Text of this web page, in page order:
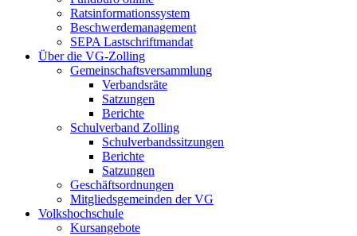
Ratsinformationssystem
Beschwerdemanagement
SEPA Lastschriftmandat
Über die VG-Zolling
Gemeinschaftsversammlung
Verbandsräte
Satzungen
Berichte
Schulverband Zolling
Schulverbandssitzungen
Berichte
Satzungen
Geschäftsordnungen
Mitgliedsgemeinden der VG
Volkshochschule
Kursangebote